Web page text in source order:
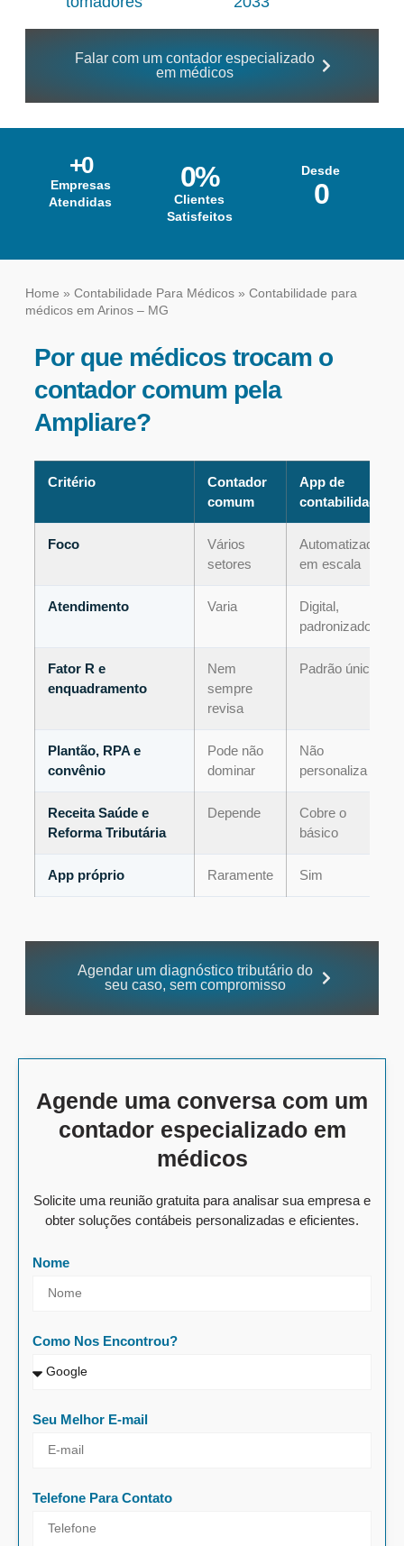
Falar com um contador especializado
em médicos
+0
Empresas
Atendidas
0%
Clientes
Satisfeitos
Desde
0
Home » Contabilidade Para Médicos » Contabilidade para
médicos em Arinos – MG
Por que médicos trocam o
contador comum pela
Ampliare?
Critério
Contador
comum
App de
contabilidade
Foco
Vários
setores
Automatizado,
em escala
Atendimento Varia
Digital,
padronizado
Fator R e
enquadramento
Nem
sempre
revisa
Padrão único
Plantão, RPA e
convênio
Pode não
dominar
Não
personaliza
Receita Saúde e
Reforma Tributária
Depende
Cobre o
básico
App próprio Raramente Sim
Agendar um diagnóstico tributário do
seu caso, sem compromisso
Agende uma conversa com um
contador especializado em
médicos
Solicite uma reunião gratuita para analisar sua empresa e
obter soluções contábeis personalizadas e eficientes.
Nome
Como Nos Encontrou?
Seu Melhor E-mail
Telefone Para Contato